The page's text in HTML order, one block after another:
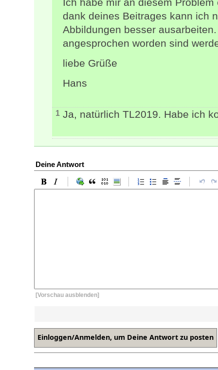
Ich habe mir an diesem
dank deines Beitrages kann ich
Abbildungen besser
angesprochen worden sind
liebe Grüße
Hans
1 Ja, natürlich TL2019. Habe ich
Deine Antwort
[Vorschau ausblenden]